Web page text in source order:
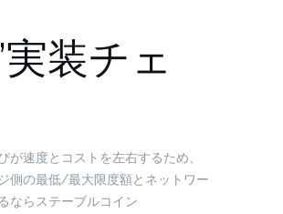
装チェ
が速度とコストを左右するため、
側の最低/最大限度額とネットワー
ならステーブルコイン